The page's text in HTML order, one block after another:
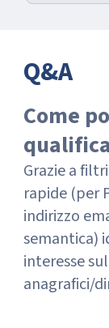
Q&A
Come
Grazie a
rapide (per
indirizzo
semantica)
interesse
anagrafici/